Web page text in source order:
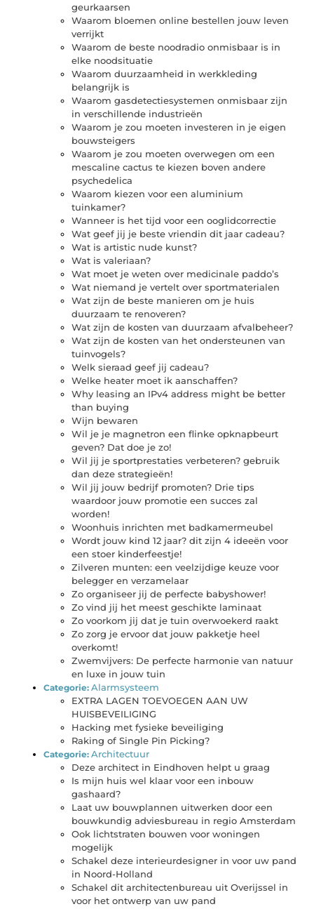
geurkaarsen
Waarom bloemen online bestellen jouw leven
verrijkt
Waarom de beste noodradio onmisbaar is in
elke noodsituatie
Waarom duurzaamheid in werkkleding
belangrijk is
Waarom gasdetectiesystemen onmisbaar zijn
in verschillende industrieën
Waarom je zou moeten investeren in je eigen
bouwsteigers
Waarom je zou moeten overwegen om een
mescaline cactus te kiezen boven andere
psychedelica
Waarom kiezen voor een aluminium
tuinkamer?
Wanneer is het tijd voor een ooglidcorrectie
Wat geef jij je beste vriendin dit jaar cadeau?
Wat is artistic nude kunst?
Wat is valeriaan?
Wat moet je weten over medicinale paddo’s
Wat niemand je vertelt over sportmaterialen
Wat zijn de beste manieren om je huis
duurzaam te renoveren?
Wat zijn de kosten van duurzaam afvalbeheer?
Wat zijn de kosten van het ondersteunen van
tuinvogels?
Welk sieraad geef jij cadeau?
Welke heater moet ik aanschaffen?
Why leasing an IPv4 address might be better
than buying
Wijn bewaren
Wil je je magnetron een flinke opknapbeurt
geven? Dat doe je zo!
Wil jij je sportprestaties verbeteren? gebruik
dan deze strategieën!
Wil jij jouw bedrijf promoten? Drie tips
waardoor jouw promotie een succes zal
worden!
Woonhuis inrichten met badkamermeubel
Wordt jouw kind 12 jaar? dit zijn 4 ideeën voor
een stoer kinderfeestje!
Zilveren munten: een veelzijdige keuze voor
belegger en verzamelaar
Zo organiseer jij de perfecte babyshower!
Zo vind jij het meest geschikte laminaat
Zo voorkom jij dat je tuin overwoekerd raakt
Zo zorg je ervoor dat jouw pakketje heel
overkomt!
Zwemvijvers: De perfecte harmonie van natuur
en luxe in jouw tuin
Categorie: Alarmsysteem
EXTRA LAGEN TOEVOEGEN AAN UW
HUISBEVEILIGING
Hacking met fysieke beveiliging
Raking of Single Pin Picking?
Categorie: Architectuur
Deze architect in Eindhoven helpt u graag
Is mijn huis wel klaar voor een inbouw
gashaard?
Laat uw bouwplannen uitwerken door een
bouwkundig adviesbureau in regio Amsterdam
Ook lichtstraten bouwen voor woningen
mogelijk
Schakel deze interieurdesigner in voor uw pand
in Noord-Holland
Schakel dit architectenbureau uit Overijssel in
voor het ontwerp van uw pand